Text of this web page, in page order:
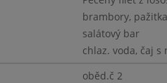
brambory,
salátový bar
chlaz. voda, čaj s
oběd.č 2